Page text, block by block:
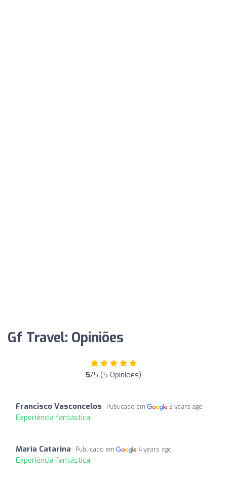
Gf Travel: Opiniões
5/5 (5 Opiniões)
Francisco Vasconcelos Publicado em 3 years ago
Experiência fantástica:
Maria Catarina Publicado em 4 years ago
Experiência fantástica: